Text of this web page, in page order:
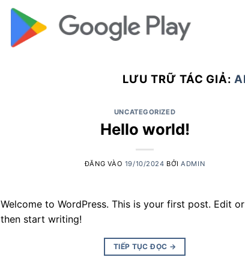
LƯU TRỮ TÁC GIẢ:
UNCATEGORIZED
Hello world!
ĐĂNG VÀO 19/10/2024 BỞIADMIN
Welcome to WordPress. This is your first post. Edit
then start writing!
TIẾP TỤC ĐỌC →